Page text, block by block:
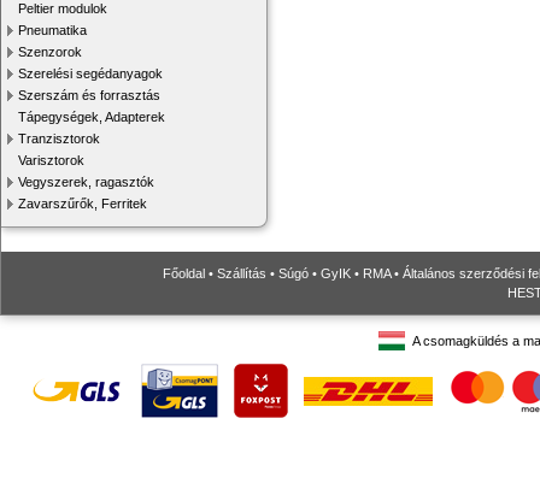
Peltier modulok
Pneumatika
Szenzorok
Szerelési segédanyagok
Szerszám és forrasztás
Tápegységek, Adapterek
Tranzisztorok
Varisztorok
Vegyszerek, ragasztók
Zavarszűrők, Ferritek
Főoldal • Szállítás • Súgó • GyIK • RMA• Általános szerződési
A csomagküldés a